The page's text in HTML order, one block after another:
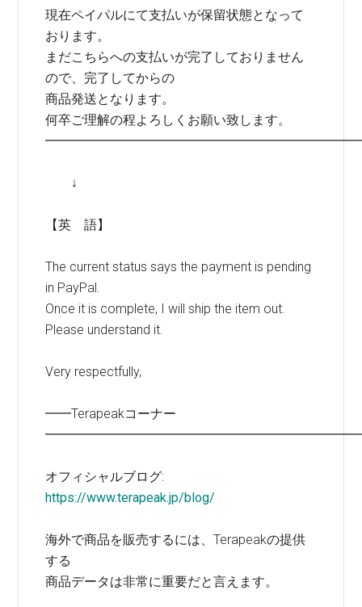
現在ペイパルにて支払いが保留状態となって
おります。
まだこちらへの支払いが完了しておりません
ので、完了してからの
商品発送となります。
何卒ご理解の程よろしくお願い致します。
↓
【英 語】
The current status says the payment is pending
in PayPal.
Once it is complete, I will ship the item out.
Please understand it.
Very respectfully,
━━Terapeakコーナー
オフィシャルブログ:
https://www.terapeak.jp/blog/
海外で商品を販売するには、Terapeakの提供
する
商品データは非常に重要だと言えます。